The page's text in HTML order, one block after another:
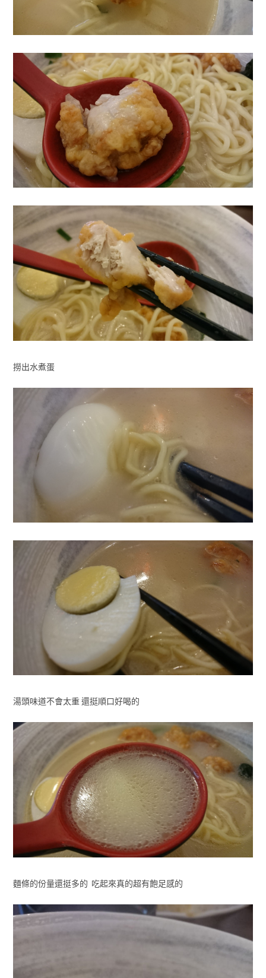
撈出水煮蛋
湯頭味道不會太重 還挺順口好喝的
麵條的份量還挺多的 吃起來真的超有飽足感的